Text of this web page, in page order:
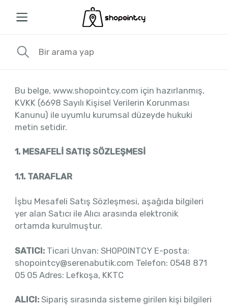
Bu belge, www.shopointcy.com için hazırlanmış,
KVKK (6698 Sayılı Kişisel Verilerin Korunması
Kanunu) ile uyumlu kurumsal düzeyde hukuki
metin setidir.
1. MESAFELİ SATIŞ SÖZLEŞMESİ
1.1. TARAFLAR
İşbu Mesafeli Satış Sözleşmesi, aşağıda bilgileri
yer alan Satıcı ile Alıcı arasında elektronik
ortamda kurulmuştur.
SATICI:Ticari Unvan: SHOPOINTCY E-posta:
shopointcy@serenabutik.com Telefon: 0548 871
05 05 Adres: Lefkoşa, KKTC
ALICI:Sipariş sırasında sisteme girilen kişi bilgileri